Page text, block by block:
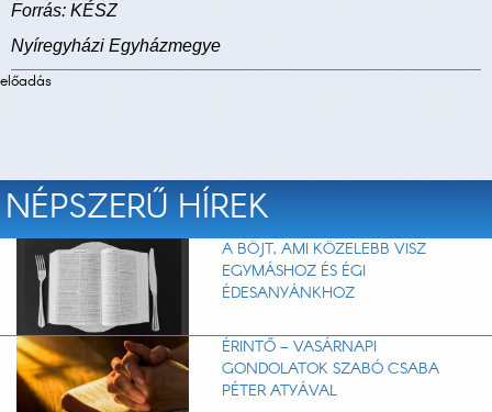
Forrás: KÉSZ
Nyíregyházi Egyházmegye
előadás
NÉPSZERŰ HÍREK
A BÖJT, AMI KÖZELEBB VISZ
EGYMÁSHOZ ÉS ÉGI
ÉDESANYÁNKHOZ
ÉRINTŐ – VASÁRNAPI
GONDOLATOK SZABÓ CSABA
PÉTER ATYÁVAL